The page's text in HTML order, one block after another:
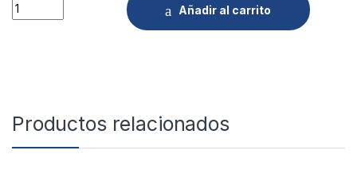
Quantity
Añadir al carrito
Productos relacionados